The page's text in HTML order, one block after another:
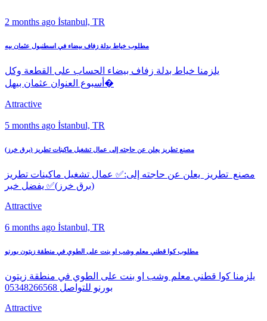
2 months ago İstanbul, TR
مطلوب خياط بدلة زفاف بيضاء في اسطنبول عثمان بيه
يلزمنا خياط بدلة زفاف بيضاء الحساب على القطعة وكل
أسبوع العنوان عثمان بيهل�
Attractive
5 months ago İstanbul, TR
مصنع تطريز يعلن عن حاجته إلى عمال تشغيل ماكينات تطريز (برق خرز)
مصنع تطريز يعلن عن حاجته إلى:✅ عمال تشغيل ماكينات تطريز
(برق خرز)✅ يفضل خبر
Attractive
6 months ago İstanbul, TR
مطلوب كوا قطني معلم وشب او بنت على الطوي في منطقة زيتون بورنو
يلزمنا كوا قطني معلم وشب او بنت على الطوي في منطقة زيتون
بورنو للتواصل 05348266568
Attractive